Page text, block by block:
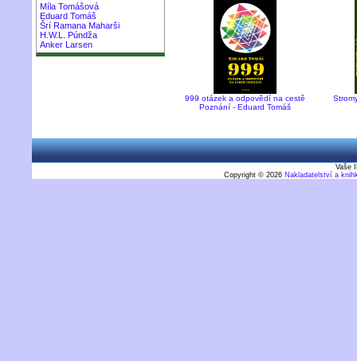
Míla Tomášová
Eduard Tomáš
Šrí Ramana Maharši
H.W.L. Púndža
Anker Larsen
999 otázek a odpovědí na cestě
Poznání - Eduard Tomáš
Vaše
Copyright © 2026 Nakladatelství a